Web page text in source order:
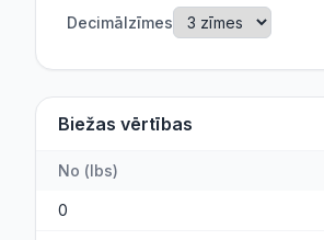
Decimālzīmes
Biežas vērtības
No (lbs)
0